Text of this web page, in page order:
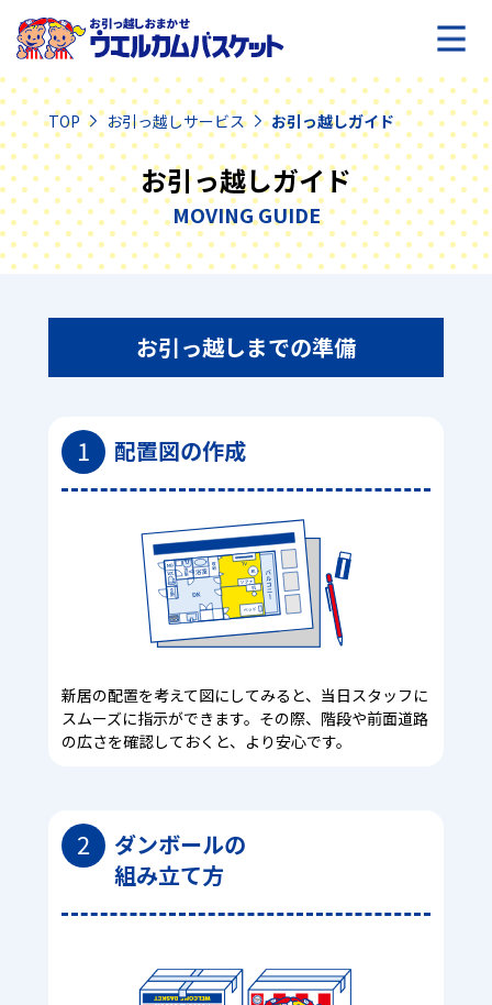
TOP お引っ越しサービス お引っ越しガイド
お引っ越しガイド
MOVING GUIDE
お引っ越しまでの準備
1 配置図の作成
新居の配置を考えて図にしてみると、当日スタッフに
スムーズに指示ができます。その際、階段や前面道路
の広さを確認しておくと、より安心です。
2
ダンボールの
組み立て方